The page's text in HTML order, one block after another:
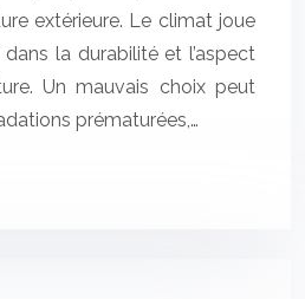
extérieure. Le climat joue
la durabilité et l’aspect
Un mauvais choix peut
prématurées,…